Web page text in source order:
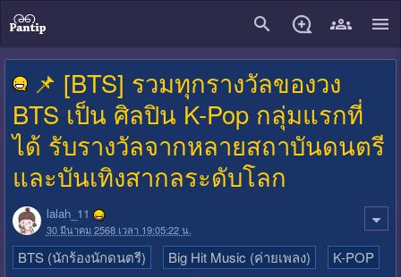
📌 [BTS] รวมทุกรางวัลของวง
BTS เป็น ศิลปิน K-Pop กลุ่มแรกที่
ได้ รับรางวัลจากหลายสถาบันดนตรี
และบันเทิงสากลระดับโลก
lalah_11
30 มีนาคม 2568 เวลา 19:05:22 น.
BTS (นักร้องนักดนตรี) Big Hit Music (ค่ายเพลง) K-POP
close